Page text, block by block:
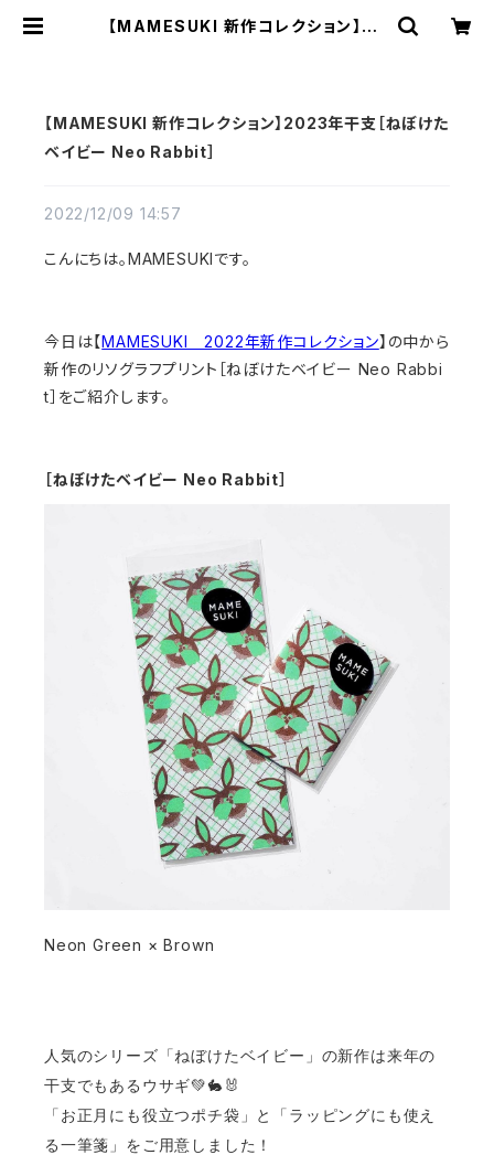
【MAMESUKI 新作コレクション】20
【MAMESUKI 新作コレクション】2023年干支［ねぼけた
ベイビー Neo Rabbit］
2022/12/09 14:57
こんにちは。MAMESUKIです。
今日は【MAMESUKI 2022年新作コレクション】の中から
新作のリソグラフプリント［ねぼけたベイビー Neo Rabbi
t］をご紹介します。
［ねぼけたベイビー Neo Rabbit］
Neon Green × Brown
人気のシリーズ「ねぼけたベイビー」の新作は来年の
干支でもあるウサギ💚🐇🐰
「お正月にも役立つポチ袋」と「ラッピングにも使え
る一筆箋」をご用意しました！